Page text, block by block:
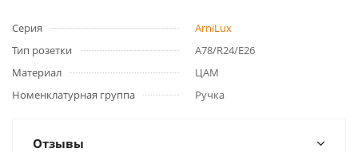
Серия
ArniLux
Тип розетки
А78/R24/Е26
Материал
ЦАМ
Номенклатурная группа
Ручка
Отзывы